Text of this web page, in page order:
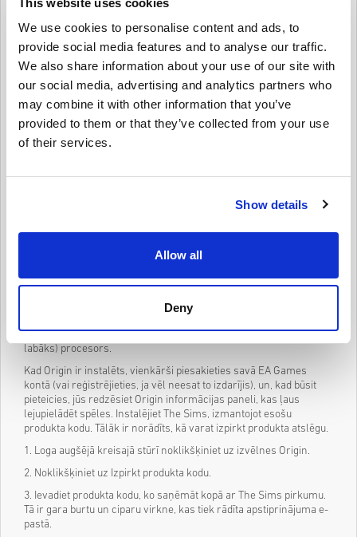
We use cookies to personalise content and ads, to
provide social media features and to analyse our traffic.
We also share information about your use of our site with
our social media, advertising and analytics partners who
may combine it with other information that you’ve
provided to them or that they’ve collected from your use
of their services.
Show details
Allow all
Deny
Kad esat pabeidzis pirkumu, jums atliek tikai gaidīt produkta saiti,
Lejupielādējiet un spēlējiet — The Sims bāzes spēli un
The Sims DLC paplašinājumus
Kad saite ir parādīta jūsu e-pastā, viss, kas jums jādara, ir
jālejupielādē spēle un jāizbauda vairākas stundas jautrības ar The
Sims.
Norādījumi datora aktivizēšanai:
http://www.origin.com/download un instalējiet Origin. Sims var
darboties operētājsistēmā Windows 10, 8.1 vai 7, ja vien jūsu
1. Vismaz 2 GB RAM, bet EA iesaka vismaz 4 GB RAM, lai
nodrošinātu vislabāko veiktspēju.
2. Vismaz 9 GB diska vietas
Intel Core 2 Duo vai AMD Athlon 64 Dual Core 4000+ (vai
nepieciešams 2,0 GHz Intel Core 2 Duo vai AMD Turion 64 X2 (vai
labāks) procesors.
Kad Origin ir instalēts, vienkārši piesakieties savā EA Games
kontā (vai reģistrējieties, ja vēl neesat to izdarījis), un, kad būsit
pieteicies, jūs redzēsiet Origin informācijas paneli, kas ļaus
lejupielādēt spēles. Instalējiet The Sims, izmantojot esošu
produkta kodu. Tālāk ir norādīts, kā varat izpirkt produkta atslēgu.
1. Loga augšējā kreisajā stūrī noklikšķiniet uz izvēlnes Origin.
2. Noklikšķiniet uz Izpirkt produkta kodu.
3. Ievadiet produkta kodu, ko saņēmāt kopā ar The Sims pirkumu.
Tā ir gara burtu un ciparu virkne, kas tiek rādīta apstiprinājuma e-
pastā.